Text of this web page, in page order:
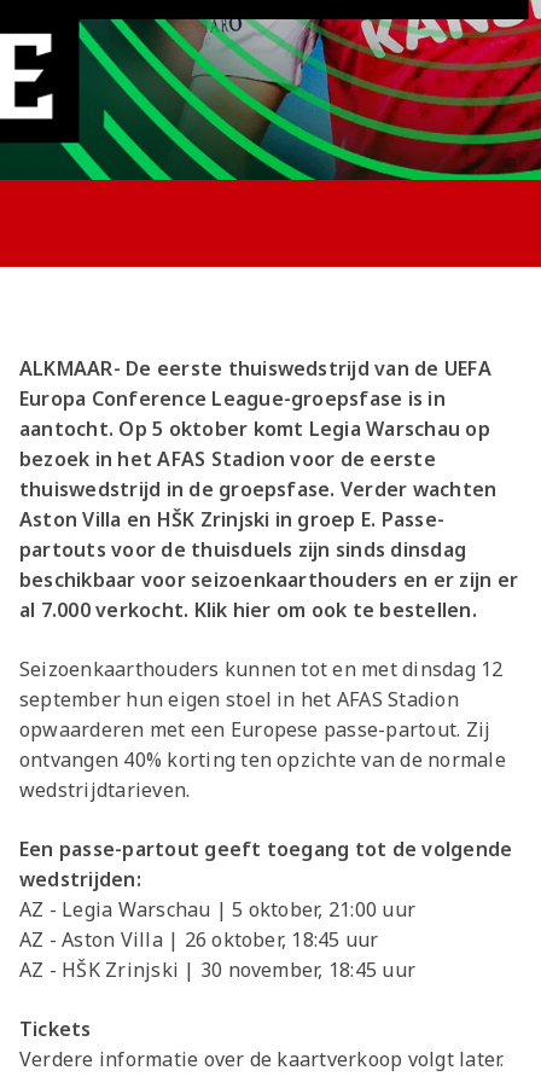
Jong AZ
Seizoenkaart
ALKMAAR- De eerste thuiswedstrijd van de UEFA
Europa Conference League-groepsfase is in
aantocht. Op 5 oktober komt Legia Warschau op
bezoek in het AFAS Stadion voor de eerste
thuiswedstrijd in de groepsfase. Verder wachten
Aston Villa en HŠK Zrinjski in groep E. Passe-
partouts voor de thuisduels zijn sinds dinsdag
beschikbaar voor seizoenkaarthouders en er zijn er
al 7.000 verkocht. Klik hier om ook te bestellen.
Seizoenkaarthouders kunnen tot en met dinsdag 12
september hun eigen stoel in het AFAS Stadion
opwaarderen met een Europese passe-partout. Zij
ontvangen 40% korting ten opzichte van de normale
wedstrijdtarieven.
Een passe-partout geeft toegang tot de volgende
wedstrijden:
AZ - Legia Warschau | 5 oktober, 21:00 uur
AZ - Aston Villa | 26 oktober, 18:45 uur
AZ - HŠK Zrinjski | 30 november, 18:45 uur
Tickets
Verdere informatie over de kaartverkoop volgt later.